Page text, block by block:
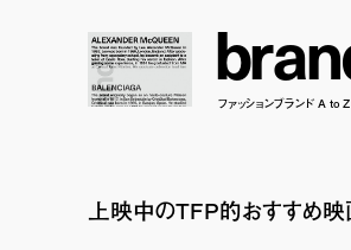
bran
ファッションブランド A to Z
上映中のTFP的おすすめ映